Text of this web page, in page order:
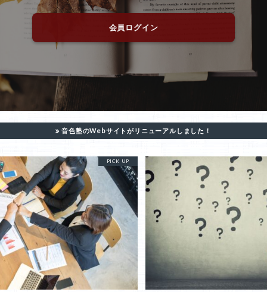
会員ログイン
音色塾のWebサイトがリニューアルしました！